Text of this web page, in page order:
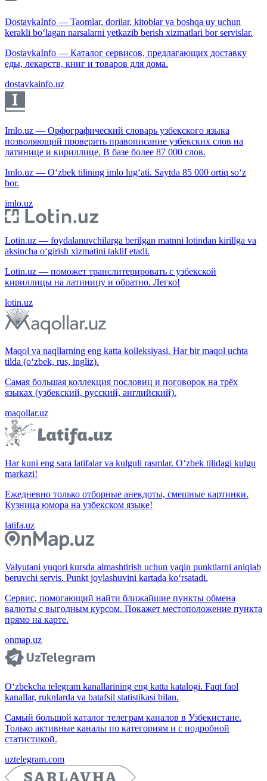
DostavkaInfo — Taomlar, dorilar, kitoblar va boshqa uy uchun
kerakli bo‘lagan narsalarni yetkazib berish xizmatlari bor servislar.
DostavkaInfo — Каталог сервисов, предлагающих доставку
еды, лекарств, книг и товаров для дома.
dostavkainfo.uz
Imlo.uz — Орфографический словарь узбекского языка
позволяющий проверить правописание узбекских слов на
латинице и кириллице. В базе более 87 000 слов.
Imlo.uz — O‘zbek tilining imlo lug‘ati. Saytda 85 000 ortiq so‘z
bor.
imlo.uz
Lotin.uz — foydalanuvchilarga berilgan matnni lotindan kirillga va
aksincha o‘girish xizmatini taklif etadi.
Lotin.uz — поможет транслитерировать с узбекской
кириллицы на латиницу и обратно. Легко!
lotin.uz
Maqol va naqllarning eng katta kolleksiyasi. Har bir maqol uchta
tilda (o‘zbek, rus, ingliz).
Самая большая коллекция пословиц и поговорок на трёх
языках (узбекский, русский, английский).
maqollar.uz
Har kuni eng sara latifalar va kulguli rasmlar. O‘zbek tilidagi kulgu
markazi!
Ежедневно только отборные анекдоты, смешные картинки.
Кузница юмора на узбекском языке!
latifa.uz
Valyutani yuqori kursda almashtirish uchun yaqin punktlarni aniqlab
beruvchi servis. Punkt joylashuvini kartada ko‘rsatadi.
Сервис, помогающий найти ближайшие пункты обмена
валюты с выгодным курсом. Покажет местоположение пункта
прямо на карте.
onmap.uz
O‘zbekcha telegram kanallarining eng katta katalogi. Faqt faol
kanallar, ruknlarda va batafsil statistikasi bilan.
Самый большой каталог телеграм каналов в Узбекистане.
Только активные каналы по категориям и с подробной
статистикой.
uztelegram.com